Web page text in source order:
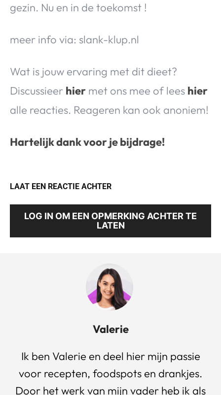
gezin. Nu en in de toekomst !
meer info via: slank-klup.nl
Wat is jouw ervaring met dit dieet?
Discussieer hier met ons mee of lees hier
alle reacties. Reageren kan ook anoniem!
Hartelijk dank voor je bijdrage!
LAAT EEN REACTIE ACHTER
LOG IN OM EEN OPMERKING ACHTER TE
LATEN
Valerie
Ik ben Valerie en deel hier mijn passie
voor recepten, foodspots en drankjes.
Door het werk van mijn vader heb ik als